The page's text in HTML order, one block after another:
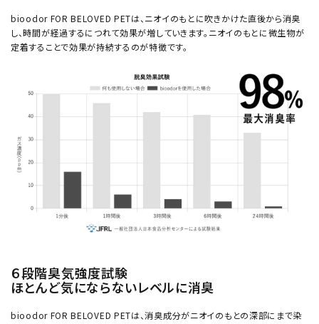
bioodor FOR BELOVED PETは、ニオイのもとに吹きかけた直後から消臭
し、時間が経過するにつれて効果が増していきます。ニオイのもとに微生物が
定着することで効果が持続するのが特徴です。
６段階臭気強度試験
ほとんど気にならないレベルに消臭
bioodor FOR BELOVED PETは、消臭成分がニオイのもとの深部にまで染